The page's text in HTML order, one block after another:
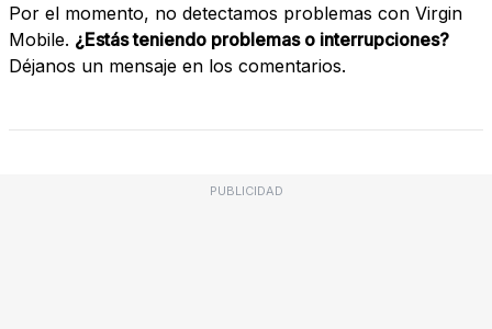
Por el momento, no detectamos problemas con Virgin
Mobile. ¿Estás teniendo problemas o interrupciones?
Déjanos un mensaje en los comentarios.
PUBLICIDAD